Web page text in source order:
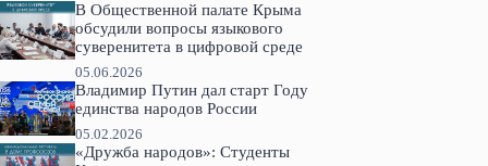
В Общественной палате Крыма
обсудили вопросы языкового
суверенитета в цифровой среде
05.06.2026
Владимир Путин дал старт Году
единства народов России
05.02.2026
«Дружба народов»: Студенты